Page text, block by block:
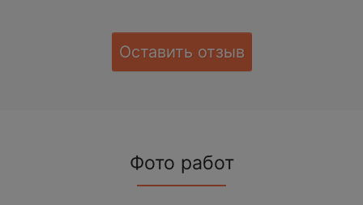
Оставить отзыв
Фото работ